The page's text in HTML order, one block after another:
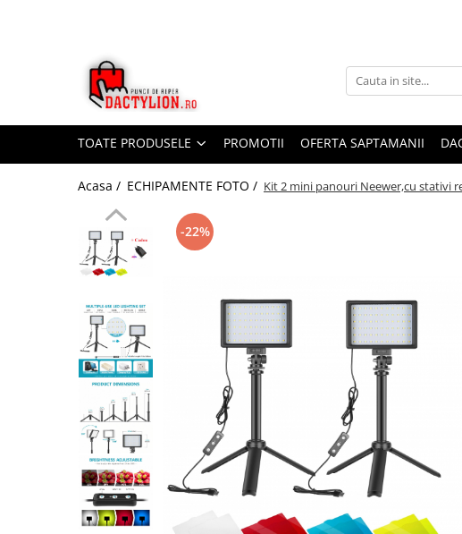
TOATE PRODUSELE PROMOTII OFERTA SAPTAMANII
Acasa / ECHIPAMENTE FOTO / Kit 2 mini panouri Neewer,cu stativi
-22%